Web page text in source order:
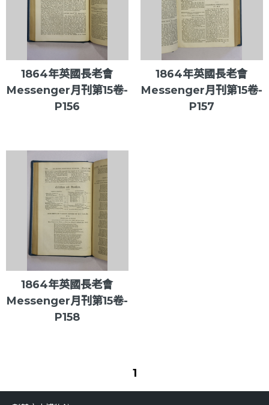
1864年英國長老會
Messenger月刊第15卷-
P156
1864年英國長老會
Messenger月刊第15卷-
P157
1864年英國長老會
Messenger月刊第15卷-
P158
1